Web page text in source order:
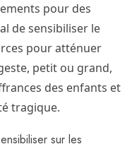
pour des
de sensibiliser le
pour atténuer
petit ou grand,
des enfants et
tragique.
sur les